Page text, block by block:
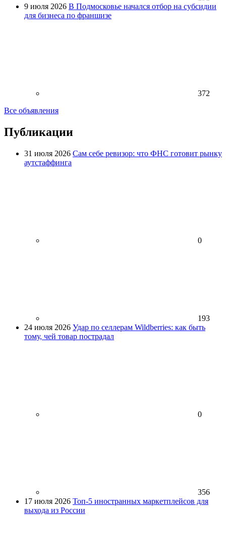
9 июля 2026 В Подмосковье начался отбор на субсидии
для бизнеса по франшизе
372
Все объявления
Публикации
31 июля 2026 Сам себе ревизор: что ФНС готовит рынку
аутстаффинга
0
193
24 июля 2026 Удар по селлерам Wildberries: как быть
тому, чей товар пострадал
0
356
17 июля 2026 Топ-5 иностранных маркетплейсов для
выхода из России